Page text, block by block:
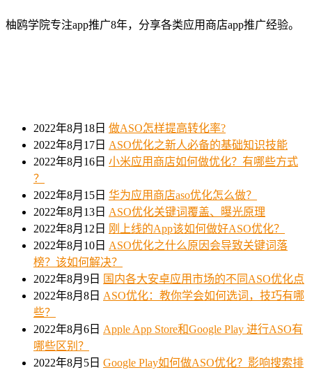
柚鸥学院专注app推广8年，分享各类应用商店app推广经验。
2022年8月18日 做ASO怎样提高转化率?
2022年8月17日 ASO优化之新人必备的基础知识技能
2022年8月16日 小米应用商店如何做优化？有哪些方式
？
2022年8月15日 华为应用商店aso优化怎么做？
2022年8月13日 ASO优化关键词覆盖、曝光原理
2022年8月12日 刚上线的App该如何做好ASO优化？
2022年8月10日 ASO优化之什么原因会导致关键词落
榜？该如何解决？
2022年8月9日
国内各大安卓应用市场的不同ASO优化点
2022年8月8日 ASO优化：教你学会如何选词，技巧有哪
些？
2022年8月6日 Apple App Store和Google Play 进行ASO有
哪些区别？
2022年8月5日 Google Play如何做ASO优化？影响搜索排